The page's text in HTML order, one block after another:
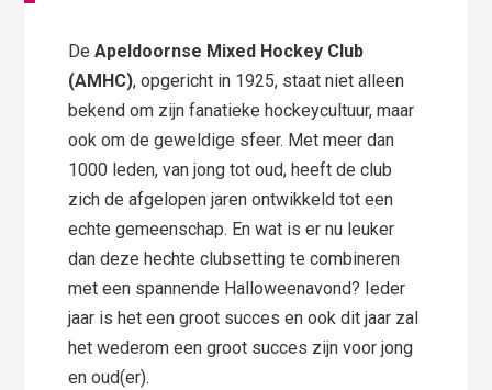
DeApeldoornse Mixed Hockey Club
(AMHC), opgericht in 1925, staat niet alleen
bekend om zijn fanatieke hockeycultuur, maar
ook om de geweldige sfeer. Met meer dan
1000 leden, van jong tot oud, heeft de club
zich de afgelopen jaren ontwikkeld tot een
echte gemeenschap. En wat is er nu leuker
dan deze hechte clubsetting te combineren
met een spannende Halloweenavond? Ieder
jaar is het een groot succes en ook dit jaar zal
het wederom een groot succes zijn voor jong
en oud(er).